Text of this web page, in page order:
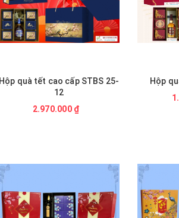
Hộp quà tết STBS 25-11
1.870.000 ₫